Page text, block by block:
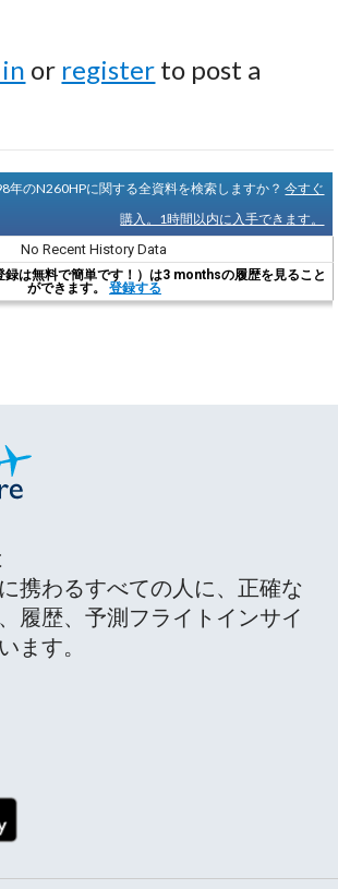
or register to post a
年のN260HPに関する全資料を検索しますか？今すぐ
購入。1時間以内に入手できます。
No Recent History Data
録は無料で簡単です！）は3 monthsの履歴を見ること
ができます。 登録する
携わるすべての人に、正確な
履歴、予測フライトインサイ
ます。